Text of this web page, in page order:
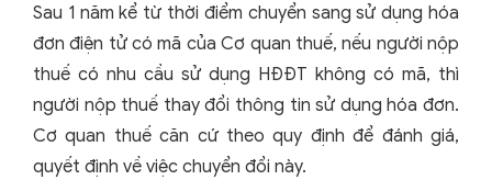
Sau 1 năm kể từ thời điểm chuyển sang sử dụng hóa
đơn điện tử có mã của Cơ quan thuế, nếu người nộp
thuế có nhu cầu sử dụng HĐĐT không có mã, thì
người nộp thuế thay đổi thông tin sử dụng hóa đơn.
Cơ quan thuế căn cứ theo quy định để đánh giá,
quyết định về việc chuyển đổi này.